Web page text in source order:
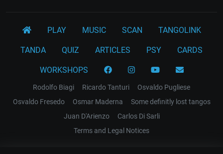
PLAY MUSIC SCAN TANGOLINK
TANDA QUIZ ARTICLES PSY CARDS
WORKSHOPS
Rodolfo Biagi Ricardo Tanturi
Osvaldo Pugliese
Osvaldo Fresedo
Osmar Maderna
Some definitly lost tangos
Juan D'Arienzo
Carlos Di Sarli
Terms and Legal Notices